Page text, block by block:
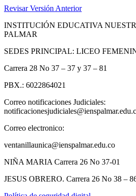
Revisar Versión Anterior
INSTITUCIÓN EDUCATIVA
PALMAR
SEDES PRINCIPAL: LICEO
Carrera 28 No 37 – 37 y 37 – 81
PBX.: 6022864021
Correo notificaciones Judiciales:
Correo electronico:
ventanillaunica@ienspalmar.edu.co
NIÑA MARIA Carrera 26 No 37-01
JESUS OBRERO. Carrera 26 No 38 –